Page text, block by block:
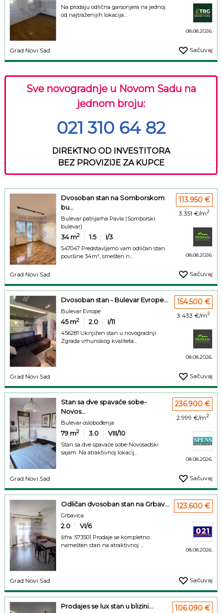
Na prodaju odlična garsonjera na jednoj
od najtraženijih lokacija...
08.08.2026.
Grad Novi Sad Sačuvaj
Sve novogradnje u Novom Sadu na
jednom broju:
021 310 64 82
DIREKTNO OD INVESTITORA
BEZ PROVIZIJE ZA KUPCE
Dvosoban stan na Somborskom
bu...
Bulevar patrijarha Pavla (Somborski
bulevar)
34m2 1.5 I/3
547047 Predstavljamo vam odličan stan
površine 34m², smešten n...
113.950 €
3.351 €/m2
08.08.2026.
Grad Novi Sad Sačuvaj
Dvosoban stan - Bulevar Evrope...
Bulevar Evrope
45m2 2.0 I/11
456281 Uknjižen stan u novogradnji.
Zgrada vrhunskog kvaliteta...
154.500 €
3.433 €/m2
08.08.2026.
Grad Novi Sad Sačuvaj
Stan sa dve spavaće sobe-
Novos...
Bulevar oslobođenja
79 m2 3.0 VIII/10
Stan sa dve spavaće sobe-Novosadski
sajam. Na atraktivnoj lokacij...
236.900 €
2.999 €/m2
08.08.2026.
Grad Novi Sad Sačuvaj
Odličan dvosoban stan na Grbav...
Grbavica
2.0 VI/6
šifra: 573501 Prodaje se kompletno
namešten stan na atraktivnoj ...
123.600 €
08.08.2026.
Grad Novi Sad Sačuvaj
Prodajes se lux stan u blizini... 106.090 €